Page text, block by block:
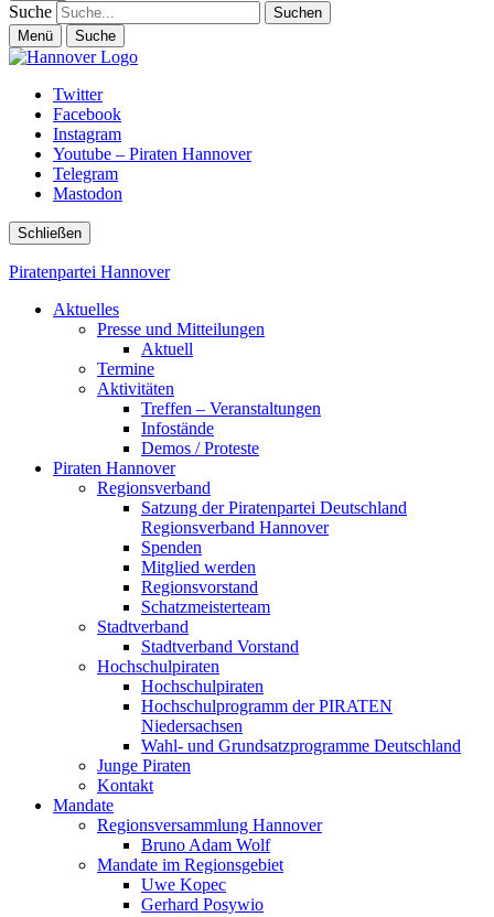
Suche
Menü Suche
Twitter
Facebook
Instagram
Youtube – Piraten Hannover
Telegram
Mastodon
Schließen
Piratenpartei Hannover
Aktuelles
Presse und Mitteilungen
Aktuell
Termine
Aktivitäten
Treffen – Veranstaltungen
Infostände
Demos / Proteste
Piraten Hannover
Regionsverband
Satzung der Piratenpartei Deutschland
Regionsverband Hannover
Spenden
Mitglied werden
Regionsvorstand
Schatzmeisterteam
Stadtverband
Stadtverband Vorstand
Hochschulpiraten
Hochschulpiraten
Hochschulprogramm der PIRATEN
Niedersachsen
Wahl- und Grundsatzprogramme Deutschland
Junge Piraten
Kontakt
Mandate
Regionsversammlung Hannover
Bruno Adam Wolf
Mandate im Regionsgebiet
Uwe Kopec
Gerhard Posywio